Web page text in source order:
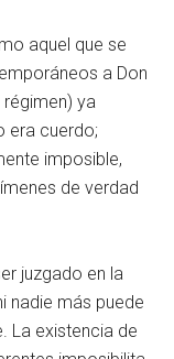
aquel que se
a Don
ya
era cuerdo;
imposible,
de verdad
juzgado en la
nadie más puede
La existencia de